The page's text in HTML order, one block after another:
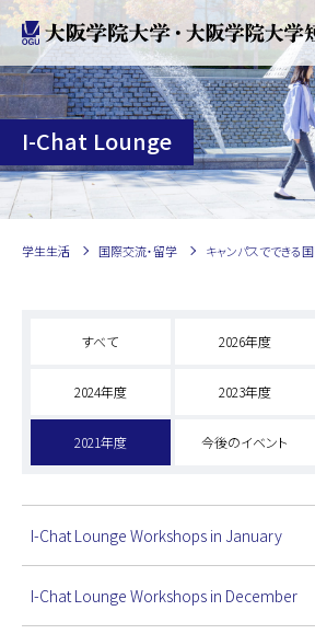
I-Chat Lounge
学生生活 国際交流・留学 キャンパスでできる
すべて 2026年度
2024年度 2023年度
2021年度 今後のイベント
I-Chat Lounge Workshops in January
I-Chat Lounge Workshops in December